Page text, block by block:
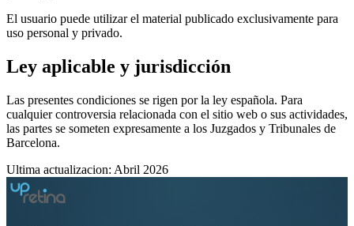
El usuario puede utilizar el material publicado exclusivamente para
uso personal y privado.
Ley aplicable y jurisdicción
Las presentes condiciones se rigen por la ley española. Para
cualquier controversia relacionada con el sitio web o sus actividades,
las partes se someten expresamente a los Juzgados y Tribunales de
Barcelona.
Ultima actualizacion: Abril 2026